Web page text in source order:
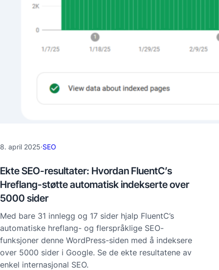
8. april 2025·SEO
Ekte SEO-resultater: Hvordan FluentC’s
Hreflang-støtte automatisk indekserte over
5000 sider
Med bare 31 innlegg og 17 sider hjalp FluentC’s
automatiske hreflang- og flerspråklige SEO-
funksjoner denne WordPress-siden med å indeksere
over 5000 sider i Google. Se de ekte resultatene av
enkel internasjonal SEO.